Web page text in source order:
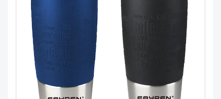
مصنع العرض
الاتصال بنا